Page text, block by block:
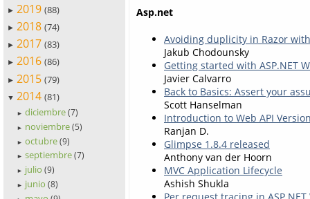
► 2019 (88)
► 2018 (74)
► 2017 (83)
► 2016 (86)
► 2015 (79)
▼ 2014 (81)
► diciembre (7)
► noviembre (5)
► octubre (9)
► septiembre (7)
► julio (9)
► junio (8)
Asp.net
Avoiding duplicity in Razor
Jakub Chodounsky
Getting started with ASP.NET
Javier Calvarro
Back to Basics: Assert your
Scott Hanselman
Introduction to Web API
Ranjan D.
Glimpse 1.8.4 released
Anthony van der Hoorn
MVC Application Lifecycle
Ashish Shukla
Per request tracing in ASP.NET